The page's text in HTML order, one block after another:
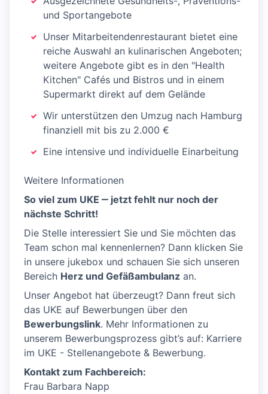
und Sportangebote
Unser Mitarbeitendenrestaurant bietet eine
reiche Auswahl an kulinarischen Angeboten;
weitere Angebote gibt es in den "Health
Kitchen" Cafés und Bistros und in einem
Supermarkt direkt auf dem Gelände
Wir unterstützen den Umzug nach Hamburg
finanziell mit bis zu 2.000 €
Eine intensive und individuelle Einarbeitung
Weitere Informationen
So viel zum UKE ‒ jetzt fehlt nur noch der
nächste Schritt!
Die Stelle interessiert Sie und Sie möchten das
Team schon mal kennenlernen? Dann klicken Sie
in unsere jukebox und schauen Sie sich unseren
Bereich Herz und Gefäßambulanz an.
Unser Angebot hat überzeugt? Dann freut sich
das UKE auf Bewerbungen über den
Bewerbungslink. Mehr Informationen zu
unserem Bewerbungsprozess gibt’s auf: Karriere
im UKE - Stellenangebote & Bewerbung.
Kontakt zum Fachbereich:
Frau Barbara Napp